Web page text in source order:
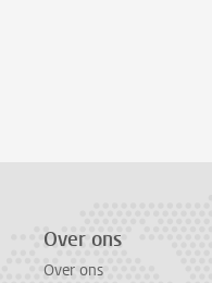
Over ons
Over ons